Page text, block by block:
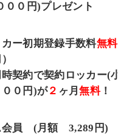
００円)プレゼント
ー初期登録手数料無料
契約で契約ロッカー(
０円)が２ ヶ月無料！
会員 (月額 3,289円)